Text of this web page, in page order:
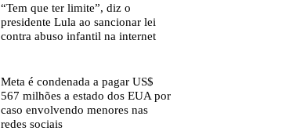
“Tem que ter limite”, diz o
presidente Lula ao sancionar lei
contra abuso infantil na internet
Meta é condenada a pagar US$
567 milhões a estado dos EUA por
caso envolvendo menores nas
redes sociais